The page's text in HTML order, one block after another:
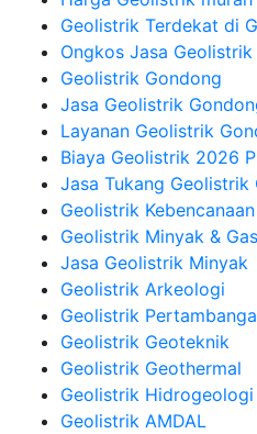
Geolistrik Terdekat di
Ongkos Jasa
Geolistrik Gondong
Jasa Geolistrik
Layanan Geolistrik
Biaya Geolistrik 2026
Jasa Tukang Geolistrik
Geolistrik Kebencanaan
Geolistrik Minyak & Gas
Jasa Geolistrik Minyak
Geolistrik Arkeologi
Geolistrik
Geolistrik Geoteknik
Geolistrik Geothermal
Geolistrik Hidrogeologi
Geolistrik AMDAL